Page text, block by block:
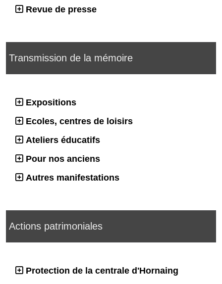
Revue de presse
Transmission de la mémoire
Expositions
Ecoles, centres de loisirs
Ateliers éducatifs
Pour nos anciens
Autres manifestations
Actions patrimoniales
Protection de la centrale d'Hornaing